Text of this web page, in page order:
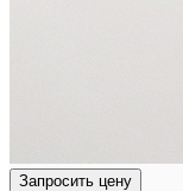
Запросить цену